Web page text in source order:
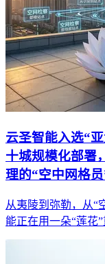
云圣智能入选“
十城规模化部署
理的“空中网格
从夷陵到弥勒，从“
能正在用一朵“莲花